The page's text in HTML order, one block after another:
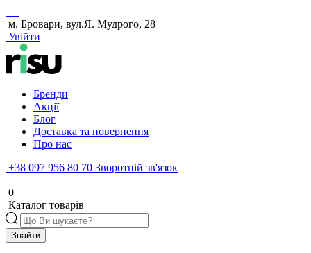
м. Бровари, вул.Я. Мудрого, 28
Увійти
Бренди
Акції
Блог
Доставка та повернення
Про нас
+38 097 956 80 70 Зворотній зв'язок
0
Каталог товарів
Знайти